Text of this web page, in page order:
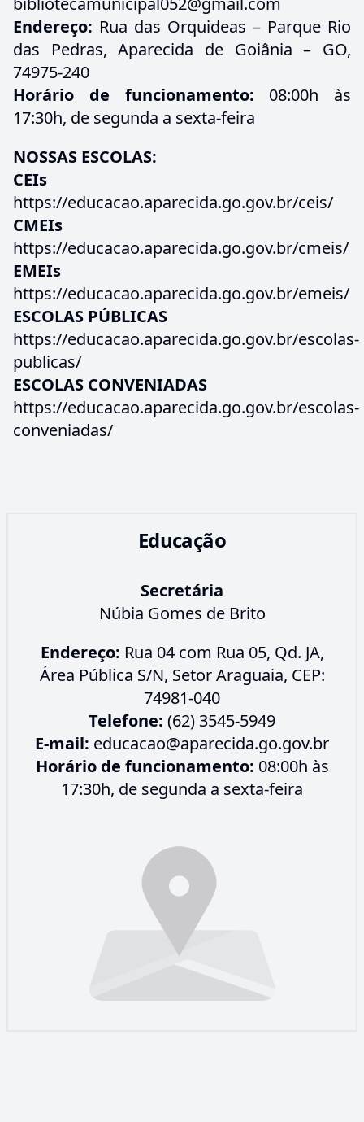
Endereço: Rua das Orquideas – Parque Rio
das Pedras, Aparecida de Goiânia – GO,
74975-240
Horário de funcionamento: 08:00h às
17:30h, de segunda a sexta-feira
NOSSAS ESCOLAS:
CEIs
https://educacao.aparecida.go.gov.br/ceis/
CMEIs
https://educacao.aparecida.go.gov.br/cmeis/
EMEIs
https://educacao.aparecida.go.gov.br/emeis/
ESCOLAS PÚBLICAS
https://educacao.aparecida.go.gov.br/escolas-
publicas/
ESCOLAS CONVENIADAS
https://educacao.aparecida.go.gov.br/escolas-
conveniadas/
Educação
Secretária
Núbia Gomes de Brito
Endereço: Rua 04 com Rua 05, Qd. JA,
Área Pública S/N, Setor Araguaia, CEP:
74981-040
Telefone: (62) 3545-5949
E-mail: educacao@aparecida.go.gov.br
Horário de funcionamento: 08:00h às
17:30h, de segunda a sexta-feira